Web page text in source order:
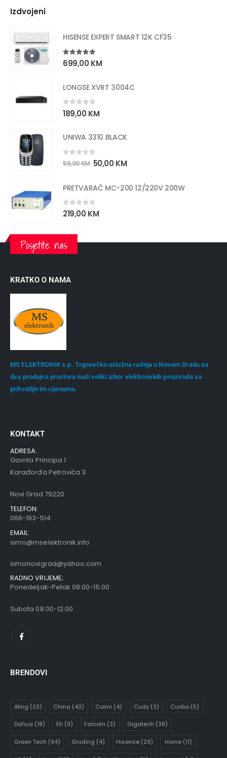
Izdvojeni
HISENSE EXPERT SMART 12K CF35
5.00 out of 5
699,00 KM
LONGSE XVRT 3004C
0out of 5
189,00 KM
UNIWA 3310 BLACK
0 out of 5
59,00KM 50,00 KM
PRETVARAČ MC-200 12/220V 200W
0out of 5
219,00 KM
Posjetite nas
KRATKO O NAMA
MS ELEKTRONIK s.p. Trgovačko uslužna radnja u Novom Gradu sa
dva prodajna prostora nudi veliki izbor elektronskih proizvoda sa
prihvatljivim cijenama.
KONTAKT
ADRESA:
Gavrila Principa 1
Karađorđa Petrovića 3
Novi Grad 79220
TELEFON:
066-193-514
EMAIL:
simo@mselektronik.info
simonovigrad@yahoo.com
RADNO VRIJEME;
Ponedeljak-Petak 08:00-15:00
Subota 08:00-12:00
BRENDOVI
Aling (33) China (43) Colmi (4) Cudy(3) Curibo (5)
Dahua (18) Eti (9) Falcom (3) Gigatech (38)
Green Tech (94) Gruding (4) Hisense (29) Home(11)